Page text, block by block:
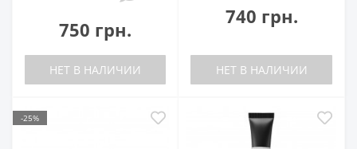
750 грн.
НЕТ В НАЛИЧИИ
740 грн.
НЕТ В НАЛИЧИИ
-25%